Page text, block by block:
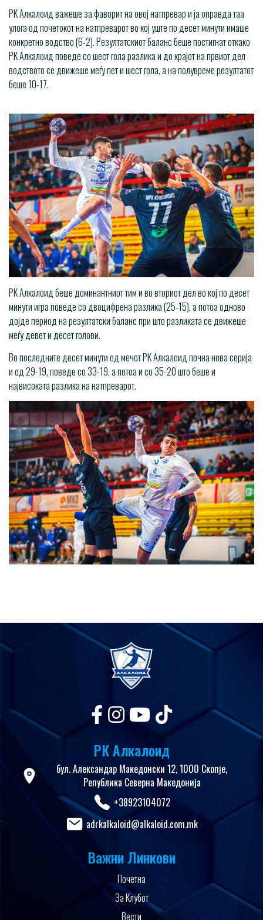
РК Алкалоид важеше за фаворит на овој натпревар и ја оправда таа
улога од почетокот на натпреварот во кој уште по десет минути имаше
конкретно водство (6-2). Резултатскиот баланс беше постигнат откако
РК Алкалоид поведе со шест гола разлика и до крајот на првиот дел
водството се движеше меѓу пет и шест гола, а на полувреме резултатот
беше 10-17.
РК Алкалоид беше доминантниот тим и во вториот дел во кој по десет
минути игра поведе со двоцифрена разлика (25-15), а потоа одново
дојде период на резултатски баланс при што разликата се движеше
меѓу девет и десет голови.
Во последните десет минути од мечот РК Алкалоид почна нова серија
и од 29-19, поведе со 33-19, а потоа и со 35-20 што беше и
највисоката разлика на натпреварот.
РК Алкалоид
бул. Александар Македонски 12, 1000 Скопје,
Република Северна Македонија
+38923104072
adrkalkaloid@alkaloid.com.mk
Важни Линкови
Почетна
За Клубот
Вести